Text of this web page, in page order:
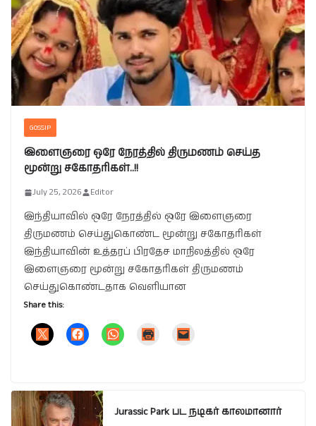
GOSSIP
இளைஞரை ஒரே நேரத்தில் திருமணம் செய்த
மூன்று சகோதரிகள்..!!
July 25, 2026 Editor
இந்தியாவில் ஒரே நேரத்தில் ஒரே இளைஞரை
திருமணம் செய்துகொண்ட மூன்று சகோதரிகள்
இந்தியாவின் உத்தரப் பிரதேச மாநிலத்தில் ஒரே
இளைஞரை மூன்று சகோதரிகள் திருமணம்
செய்துகொண்டதாக வெளியான
Share this:
Jurassic Park பட நடிகர் காலமானார்